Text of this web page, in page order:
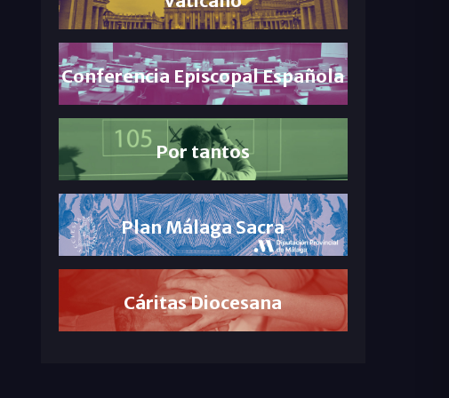
Conferencia Episcopal Española
Por tantos
Plan Málaga Sacra
Cáritas Diocesana